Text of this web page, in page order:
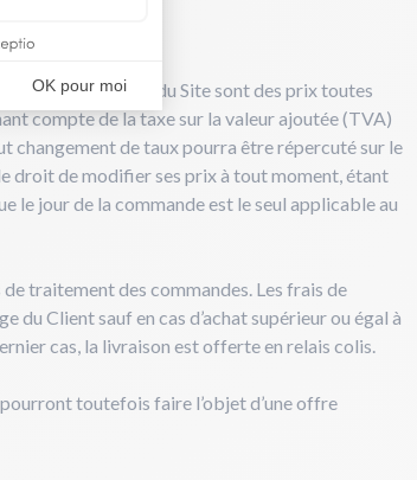
sur le catalogue du Site sont des prix toutes
compte de la taxe sur la valeur ajoutée (TVA)
changement de taux pourra être répercuté sur le
droit de modifier ses prix à tout moment, étant
le jour de la commande est le seul applicable au
traitement des commandes. Les frais de
du Client sauf en cas d’achat supérieur ou égal à
cas, la livraison est offerte en relais colis.
toutefois faire l’objet d’une offre